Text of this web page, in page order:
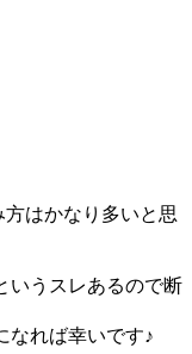
はかなり多いと思
いうスレあるので断
なれば幸いです♪